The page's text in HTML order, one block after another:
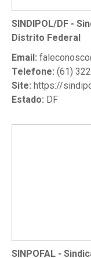
SINDIPOL/DF -
Distrito Federal
Email:
Telefone: (61)
Site: https://
Estado: DF
SINPOFAL -